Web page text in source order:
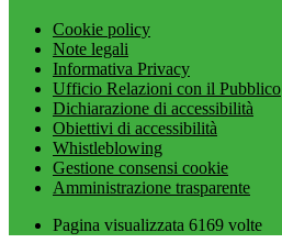
Cookie policy
Note legali
Informativa Privacy
Ufficio Relazioni con il Pubblico
Dichiarazione di accessibilità
Obiettivi di accessibilità
Whistleblowing
Gestione consensi cookie
Amministrazione trasparente
Pagina visualizzata 6169 volte